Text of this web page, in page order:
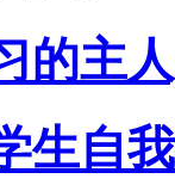
的主
自